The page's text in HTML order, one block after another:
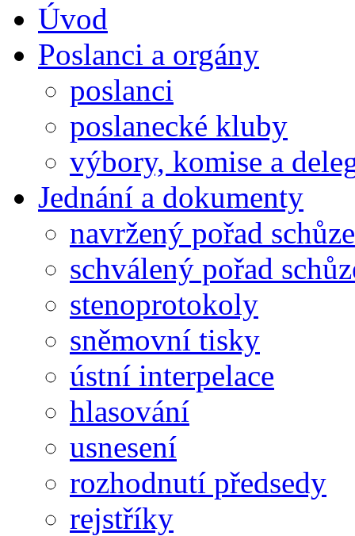
Úvod
Poslanci a orgány
poslanci
poslanecké kluby
výbory, komise a
Jednání a dokumenty
navržený pořad schůze
schválený pořad
stenoprotokoly
sněmovní tisky
ústní interpelace
hlasování
usnesení
rozhodnutí předsedy
rejstříky